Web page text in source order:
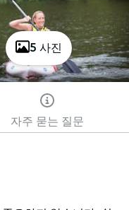
5 사진
자주 묻는 질문